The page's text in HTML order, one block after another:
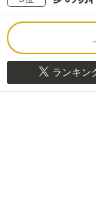
ランキン